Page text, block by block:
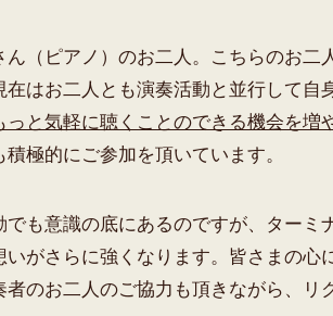
（ピアノ）のお二人。こちらのお二
はお二人とも演奏活動と並行して自
っと気軽に聴くことのできる機会を増
極的にご参加を頂いています。
も意識の底にあるのですが、ターミ
がさらに強くなります。皆さまの心
のお二人のご協力も頂きながら、リ